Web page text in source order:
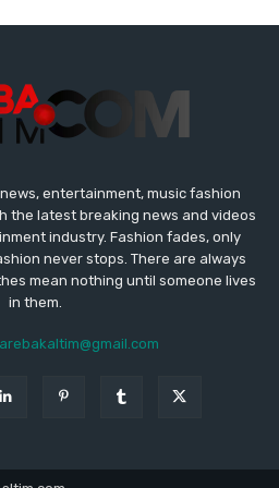
entertainment, music fashion
the latest breaking news and videos
industry. Fashion fades, only
never stops. There are always
mean nothing until someone lives
in them.